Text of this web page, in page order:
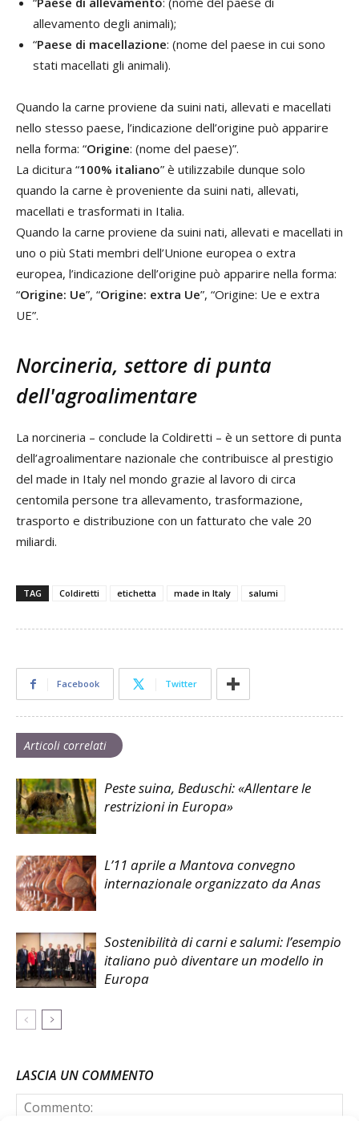
allevamento degli animali);
“Paese di macellazione: (nome del paese in cui sono
stati macellati gli animali).
Quando la carne proviene da suini nati, allevati e macellati
nello stesso paese, l’indicazione dell’origine può apparire
nella forma: “Origine: (nome del paese)”.
La dicitura “100% italiano” è utilizzabile dunque solo
quando la carne è proveniente da suini nati, allevati,
macellati e trasformati in Italia.
Quando la carne proviene da suini nati, allevati e macellati in
uno o più Stati membri dell’Unione europea o extra
europea, l’indicazione dell’origine può apparire nella forma:
“Origine: Ue”, “Origine: extra Ue”, “Origine: Ue e extra
UE”.
Norcineria, settore di punta
dell'agroalimentare
La norcineria – conclude la Coldiretti – è un settore di punta
dell’agroalimentare nazionale che contribuisce al prestigio
del made in Italy nel mondo grazie al lavoro di circa
centomila persone tra allevamento, trasformazione,
trasporto e distribuzione con un fatturato che vale 20
miliardi.
TAG Coldiretti etichetta made in Italy salumi
Facebook Twitter
Articoli correlati
Peste suina, Beduschi: «Allentare le
restrizioni in Europa»
L’11 aprile a Mantova convegno
internazionale organizzato da Anas
Sostenibilità di carni e salumi: l’esempio
italiano può diventare un modello in
Europa
LASCIA UN COMMENTO